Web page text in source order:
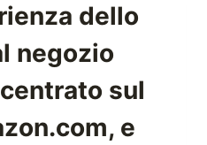
dello
negozio
sul
e